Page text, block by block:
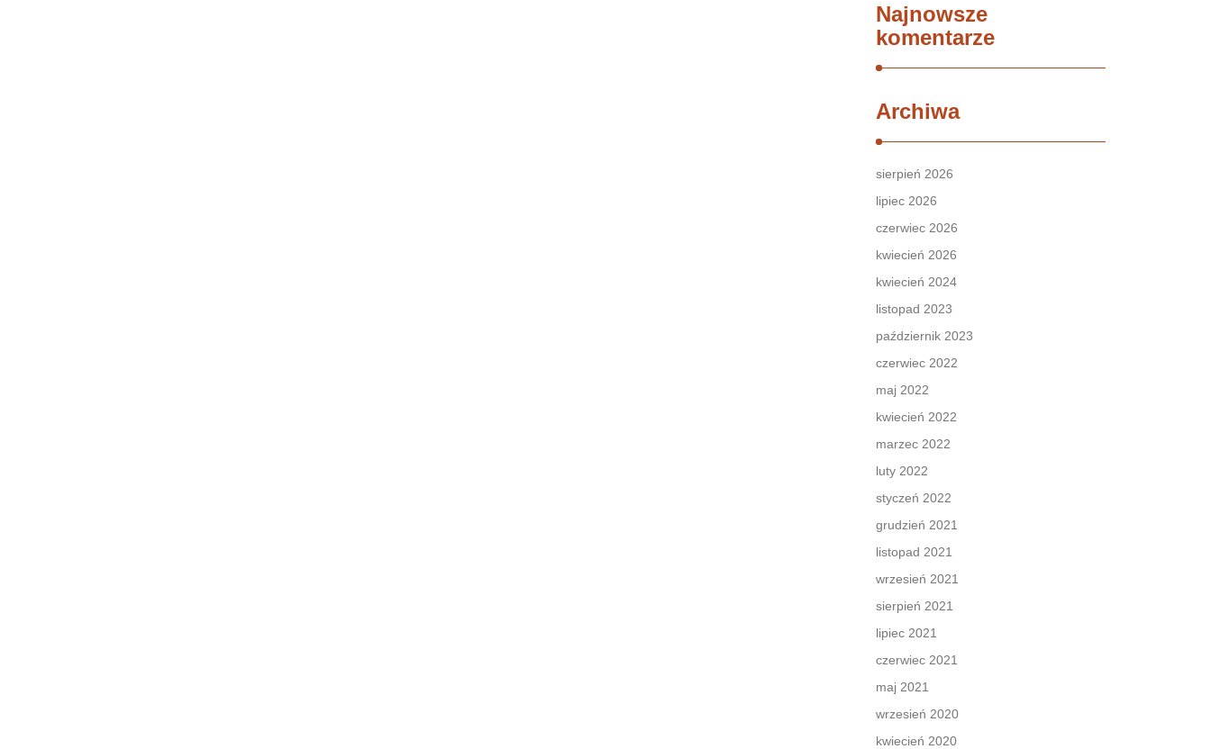
Najnowsze
komentarze
Archiwa
sierpień 2026
lipiec 2026
czerwiec 2026
kwiecień 2026
kwiecień 2024
listopad 2023
październik 2023
czerwiec 2022
maj 2022
kwiecień 2022
marzec 2022
luty 2022
styczeń 2022
grudzień 2021
listopad 2021
wrzesień 2021
sierpień 2021
lipiec 2021
czerwiec 2021
maj 2021
wrzesień 2020
kwiecień 2020